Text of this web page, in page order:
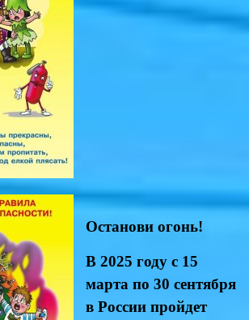
Останови огонь!
В 2025 году с 15
марта по 30 сентября
в России пройдет